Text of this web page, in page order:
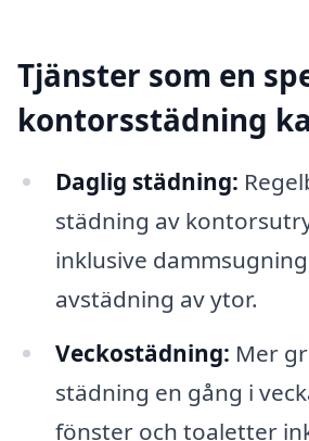
Tjänster som en
kontorsstädning
Daglig städning:
städning av
inklusive
avstädning av ytor.
Veckostädning: Mer
städning en gång i
fönster och toaletter